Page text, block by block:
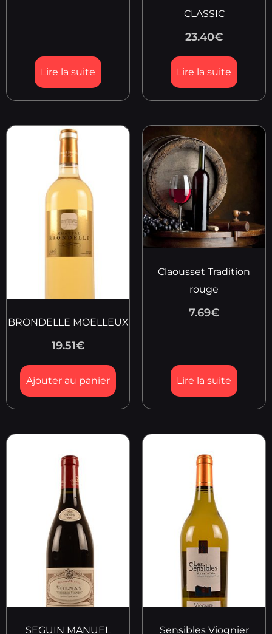
Lire la suite
CLASSIC
23.40€
Lire la suite
BRONDELLE MOELLEUX
19.51€
Ajouter au panier
Claousset Tradition
rouge
7.69€
Lire la suite
SEGUIN MANUEL
Sensibles Viognier